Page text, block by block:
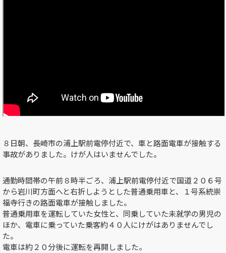
８日朝、長崎市の浦上駅前電停付近で、車と路面電車が接触する
事故がありました。けが人はいませんでした。
通勤時間帯の午前８時半ごろ、浦上駅前電停付近で国道２０６号
から岩川町方面へと右折しようとした普通乗用車と、１号系統崇
福寺行きの路面電車が接触しました。
普通乗用車を運転していた女性と、同乗していた未就学の男児の
ほか、電車に乗っていた乗客約４０人にけがはありませんでし
た。
電車は約２０分後に運転を再開しました。